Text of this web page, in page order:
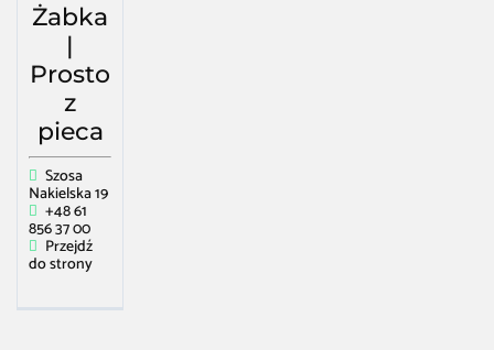
Żabka
|
Prosto
z
pieca
Szosa
Nakielska 19
+48 61
856 37 00
Przejdź
do strony